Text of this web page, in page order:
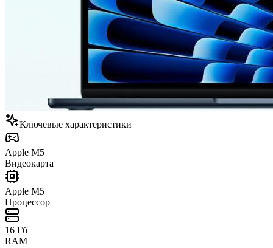
Ключевые характеристики
Apple M5
Видеокарта
Apple M5
Процессор
16 Гб
RAM